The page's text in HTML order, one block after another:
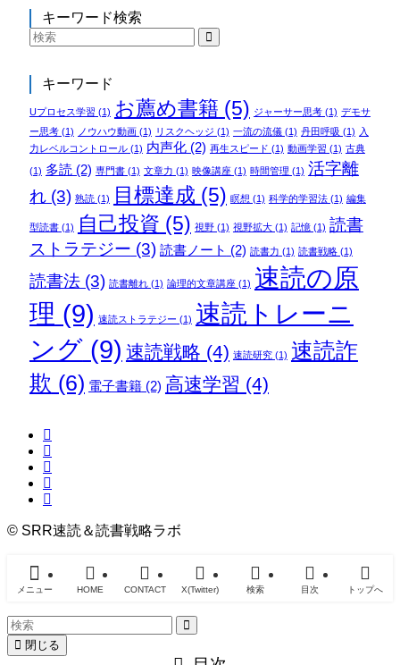
キーワード検索
キーワード
Uプロセス学習 (1) お薦め書籍 (5) ジャーサー思考(1) デモサ
ー思考(1) ノウハウ動画(1) リスクヘッジ (1) 一流の流儀(1) 丹田呼吸 (1) 入
力レベルコントロール(1) 内声化(2) 再生スピード (1) 動画学習 (1) 古典
(1) 多読 (2) 専門書(1) 文章力 (1) 映像講座(1) 時間管理 (1) 活字離
れ(3) 熟読(1) 目標達成 (5) 瞑想 (1) 科学的学習法(1) 編集
型読書(1) 自己投資 (5) 視野(1) 視野拡大(1) 記憶(1) 読書
ストラテジー (3) 読書ノート (2) 読書力 (1) 読書戦略(1)
読書法(3) 読書離れ(1) 論理的文章講座(1) 速読の原
理 (9) 速読ストラテジー (1) 速読トレーニ
ング(9) 速読戦略 (4) 速読研究(1) 速読詐
欺 (6) 電子書籍(2) 高速学習 (4)
© SRR速読＆読書戦略ラボ
メニュー HOME CONTACT X(Twitter) 検索 目次 トップへ
閉じる